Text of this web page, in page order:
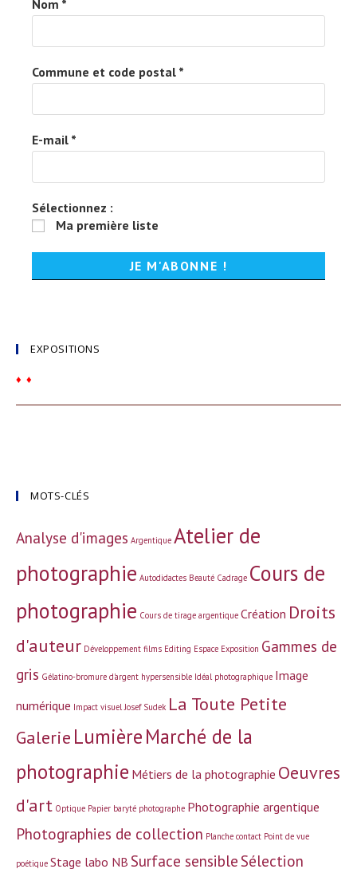
Nom *
Commune et code postal *
E-mail *
Sélectionnez :
Ma première liste
EXPOSITIONS
♦ ♦
MOTS-CLÉS
Analyse d'images Argentique Atelier de
photographie Autodidactes Beauté Cadrage Cours de
photographie Cours de tirage argentique Création Droits
d'auteur Développement films Editing Espace Exposition Gammes de
gris Gélatino-bromure d'argent hypersensible Idéal photographique Image
numérique Impact visuel Josef Sudek La Toute Petite
Galerie LumièreMarché de la
photographie Métiers de la photographie Oeuvres
d'art Optique Papier baryté photographe Photographie argentique
Photographies de collection Planche contact Point de vue
poétique Stage labo NB Surface sensibleSélection